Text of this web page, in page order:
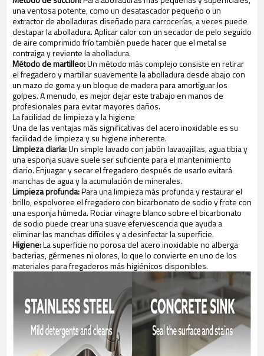
una ventosa potente, como un desatascador pequeño o un
extractor de abolladuras diseñado para carrocerías, a veces puede
destapar la abolladura. Aplicar calor con un secador de pelo seguido
de aire comprimido frío también puede hacer que el metal se
contraiga y reviente la abolladura.
Método de martilleo:Un método más complejo consiste en retirar
el fregadero y martillar suavemente la abolladura desde abajo con
un mazo de goma y un bloque de madera para amortiguar los
golpes. A menudo, es mejor dejar este trabajo en manos de
profesionales para evitar mayores daños.
La facilidad de limpieza y la higiene
Una de las ventajas más significativas del acero inoxidable es su
facilidad de limpieza y su higiene inherente.
Limpieza diaria:Un simple lavado con jabón lavavajillas, agua tibia y
una esponja suave suele ser suficiente para el mantenimiento
diario. Enjuagar y secar el fregadero después de usarlo evitará
manchas de agua y la acumulación de minerales.
Limpieza profunda:Para una limpieza más profunda y restaurar el
brillo, espolvoree el fregadero con bicarbonato de sodio y frote con
una esponja húmeda. Rociar vinagre blanco sobre el bicarbonato
de sodio puede crear una suave efervescencia que ayuda a
eliminar las manchas difíciles y a desinfectar la superficie.
Higiene:La superficie no porosa del acero inoxidable no alberga
bacterias, gérmenes ni olores, lo que lo convierte en uno de los
materiales para fregaderos más higiénicos disponibles.